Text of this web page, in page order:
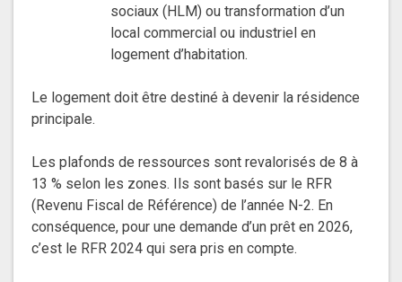
sociaux (HLM) ou transformation d’un
local commercial ou industriel en
logement d’habitation.
Le logement doit être destiné à devenir la résidence
principale.
Les plafonds de ressources sont revalorisés de 8 à
13 % selon les zones. Ils sont basés sur le RFR
(Revenu Fiscal de Référence) de l’année N-2. En
conséquence, pour une demande d’un prêt en 2026,
c’est le RFR 2024 qui sera pris en compte.